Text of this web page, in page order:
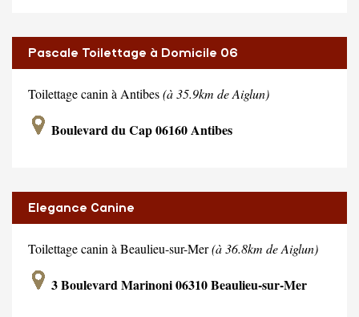
Pascale Toilettage à Domicile 06
Toilettage canin à Antibes(à 35.9km de Aiglun)
Boulevard du Cap 06160 Antibes
Elegance Canine
Toilettage canin à Beaulieu-sur-Mer(à 36.8km de Aiglun)
3 Boulevard Marinoni 06310 Beaulieu-sur-Mer